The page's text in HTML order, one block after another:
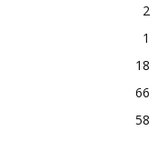
2
1
18
66
58